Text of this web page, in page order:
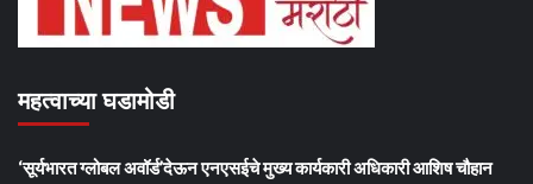
महत्वाच्या घडामोडी
‘सूर्यभारत ग्लोबल अवॉर्ड’देऊन एनएसईचे मुख्य कार्यकारी अधिकारी आशिष चौहान